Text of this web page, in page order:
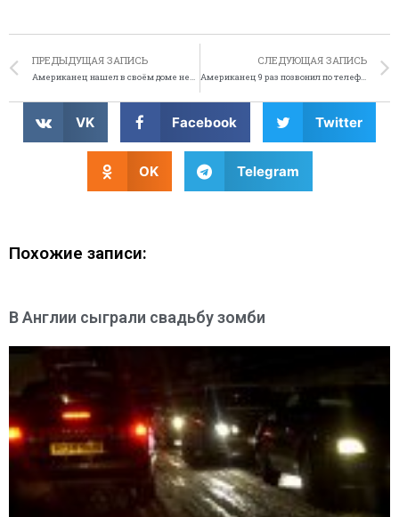
ПРЕДЫДУЩАЯ ЗАПИСЬ
Американец нашел в своём доме незнакомца, испачканного кровью
СЛЕДУЮЩАЯ ЗАПИСЬ
Американец 9 раз позвонил по телефону 911, чтобы заказать чизбургер
VK Facebook Twitter
OK Telegram
Похожие записи:
В Англии сыграли свадьбу зомби